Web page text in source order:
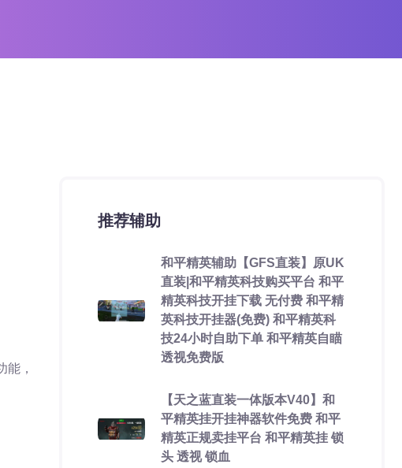
能，
推荐辅助
和平精英辅助【GFS直装】原UK
直装|和平精英科技购买平台 和平
精英科技开挂下载 无付费 和平精
英科技开挂器(免费) 和平精英科
技24小时自助下单 和平精英自瞄
透视免费版
【天之蓝直装一体版本V40】和
平精英挂开挂神器软件免费 和平
精英正规卖挂平台 和平精英挂 锁
头 透视 锁血